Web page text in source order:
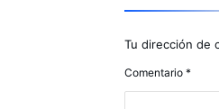
Tu dirección de
Comentario *